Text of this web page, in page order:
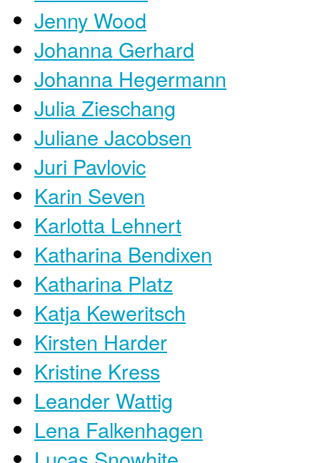
Jenny Wood
Johanna Gerhard
Johanna Hegermann
Julia Zieschang
Juliane Jacobsen
Juri Pavlovic
Karin Seven
Karlotta Lehnert
Katharina Bendixen
Katharina Platz
Katja Keweritsch
Kirsten Harder
Kristine Kress
Leander Wattig
Lena Falkenhagen